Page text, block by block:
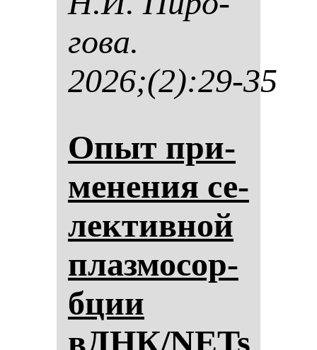
го­ва.
2026;(2):29-35
Опыт при­
ме­не­ния се­
лек­тив­ной
плаз­мо­сор­
бции
вДНК/NETs